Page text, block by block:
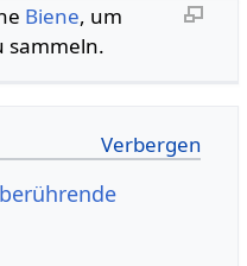
Biene, um
sammeln.